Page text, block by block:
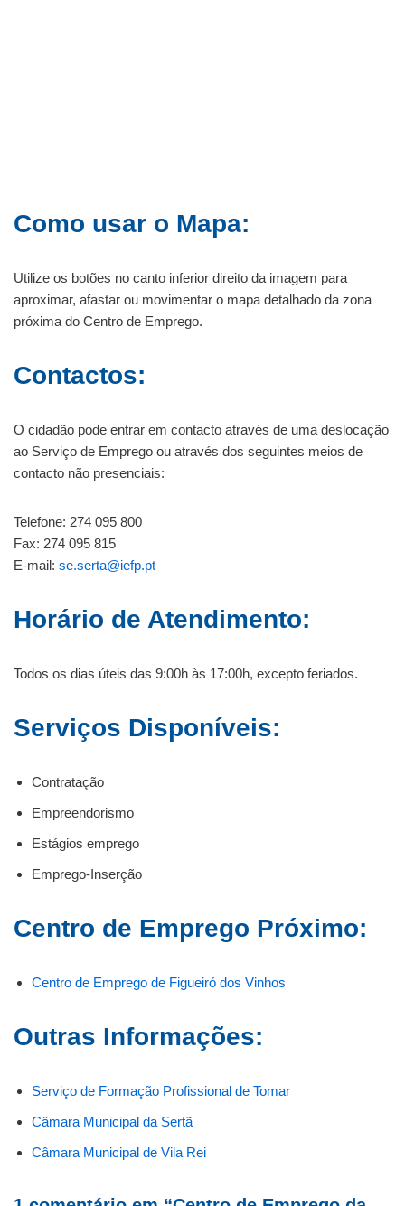
Como usar o Mapa:
Utilize os botões no canto inferior direito da imagem para
aproximar, afastar ou movimentar o mapa detalhado da zona
próxima do Centro de Emprego.
Contactos:
O cidadão pode entrar em contacto através de uma deslocação
ao Serviço de Emprego ou através dos seguintes meios de
contacto não presenciais:
Telefone: 274 095 800
Fax: 274 095 815
E-mail: se.serta@iefp.pt
Horário de Atendimento:
Todos os dias úteis das 9:00h às 17:00h, excepto feriados.
Serviços Disponíveis:
Contratação
Empreendorismo
Estágios emprego
Emprego-Inserção
Centro de Emprego Próximo:
Centro de Emprego de Figueiró dos Vinhos
Outras Informações:
Serviço de Formação Profissional de Tomar
Câmara Municipal da Sertã
Câmara Municipal de Vila Rei